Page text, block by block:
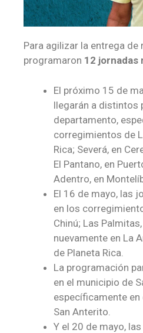
Para agilizar la entrega de
programaron 12 jornadas
El próximo 15 de
llegarán a distintos
departamento,
corregimientos de
Rica; Severá, en
El Pantano, en
Adentro, en
El 16 de mayo, las
en los
Chinú; Las
nuevamente en La
de Planeta Rica.
La programación
en el municipio de
específicamente
San Anterito.
Y el 20 de mayo,